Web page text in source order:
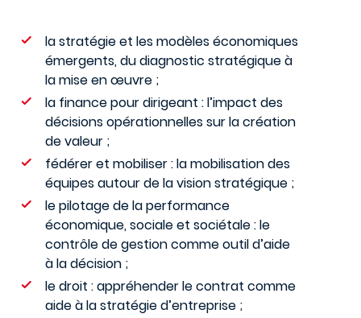
la stratégie et les modèles économiques
émergents, du diagnostic stratégique à
la mise en œuvre ;
la finance pour dirigeant : l’impact des
décisions opérationnelles sur la création
de valeur ;
fédérer et mobiliser : la mobilisation des
équipes autour de la vision stratégique ;
le pilotage de la performance
économique, sociale et sociétale : le
contrôle de gestion comme outil d’aide
à la décision ;
le droit : appréhender le contrat comme
aide à la stratégie d’entreprise ;